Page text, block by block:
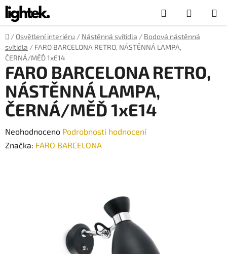
Přejít
na
obsah
Hledat
KOŠÍK
Domů
/ Osvětlení interiéru / Nástěnná svítidla / Bodová nástěnná
svítidla / FARO BARCELONA RETRO, NÁSTĚNNÁ LAMPA,
ČERNÁ/MĚĎ 1xE14
FARO BARCELONA RETRO,
NÁSTĚNNÁ LAMPA,
ČERNÁ/MĚĎ 1xE14
Průměrné
hodnocení
Neohodnoceno Podrobnosti hodnocení
Značka: FARO BARCELONA